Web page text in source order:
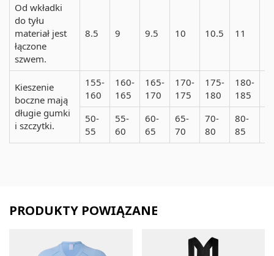
Od wkładki
do tyłu
materiał jest
łączone
szwem.
8.5 9 9.5 10 10.5 11
Kieszenie
boczne mają
długie gumki
i szczytki.
155-
160
160-
165
165-
170
170-
175
175-
180
180-
185
50-
55
55-
60
60-
65
65-
70
70-
80
80-
85
PRODUKTY POWIĄZANE